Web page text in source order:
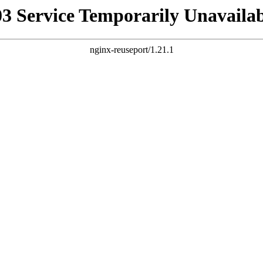
Service Temporarily
nginx-reuseport/1.21.1